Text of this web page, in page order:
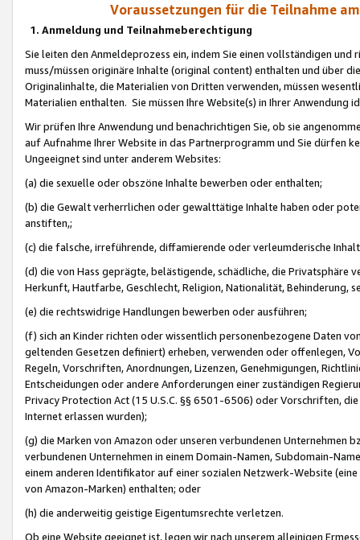
Voraussetzungen für die Teilnahme
1. Anmeldung und Teilnahmeberechtigung
Sie leiten den Anmeldeprozess ein, indem Sie einen vollständigen
muss/müssen originäre Inhalte (original content) enthalten und über
Originalinhalte, die Materialien von Dritten verwenden, müssen
Materialien enthalten. Sie müssen Ihre Website(s) in Ihrer Anwendung
Wir prüfen Ihre Anwendung und benachrichtigen Sie, ob sie
auf Aufnahme Ihrer Website in das Partnerprogramm und Sie dürfen
Ungeeignet sind unter anderem Websites:
(a) die sexuelle oder obszöne Inhalte bewerben oder enthalten;
(b) die Gewalt verherrlichen oder gewalttätige Inhalte haben oder
anstiften,;
(c) die falsche, irreführende, diffamierende oder verleumderische
(d) die von Hass geprägte, belästigende, schädliche, die Privatsphäre
Herkunft, Hautfarbe, Geschlecht, Religion, Nationalität, Behinderung,
(e) die rechtswidrige Handlungen bewerben oder ausführen;
(f) sich an Kinder richten oder wissentlich personenbezogene Daten
geltenden Gesetzen definiert) erheben, verwenden oder offenlegen,
Regeln, Vorschriften, Anordnungen, Lizenzen, Genehmigungen,
Entscheidungen oder andere Anforderungen einer zuständigen
Privacy Protection Act (15 U.S.C. §§ 6501-6506) oder Vorschriften,
Internet erlassen wurden);
(g) die Marken von Amazon oder unseren verbundenen Unternehmen
verbundenen Unternehmen in einem Domain-Namen, Subdomain-
einem anderen Identifikator auf einer sozialen Netzwerk-Website
von Amazon-Marken) enthalten; oder
(h) die anderweitig geistige Eigentumsrechte verletzen.
Ob eine Website geeignet ist, legen wir nach unserem alleinigen